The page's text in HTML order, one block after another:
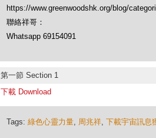
https://www.greenwoodshk.org/blog/
聯絡祥哥：
Whatsapp 69154091
第一節 Section 1
下載 Download
Tags: 綠色心靈力量, 周兆祥, 下載宇宙訊息